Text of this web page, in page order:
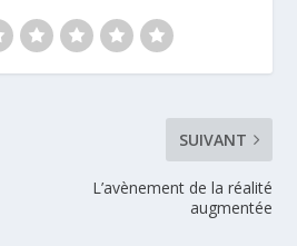
SUIVANT
L’avènement de la réalité
augmentée